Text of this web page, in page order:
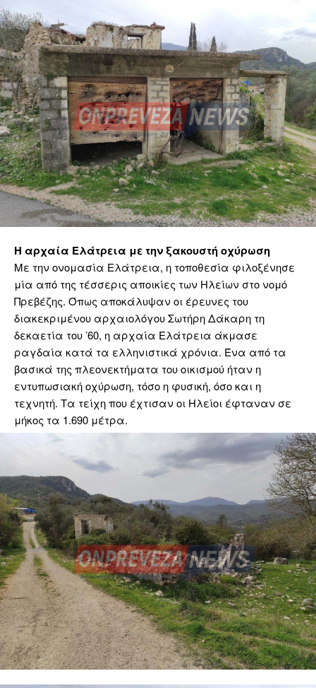
Η αρχαία Ελάτρεια με την ξακουστή οχύρωση
Με την ονομασία Ελάτρεια, η τοποθεσία φιλοξένησε
μία από της τέσσερις αποικίες των Ηλείων στο νομό
Πρεβέζης. Όπως αποκάλυψαν οι έρευνες του
διακεκριμένου αρχαιολόγου Σωτήρη Δάκαρη τη
δεκαετία του ’60, η αρχαία Ελάτρεια άκμασε
ραγδαία κατά τα ελληνιστικά χρόνια. Ένα από τα
βασικά της πλεονεκτήματα του οικισμού ήταν η
εντυπωσιακή οχύρωση, τόσο η φυσική, όσο και η
τεχνητή. Τα τείχη που έχτισαν οι Ηλείοι έφταναν σε
μήκος τα 1.690 μέτρα.